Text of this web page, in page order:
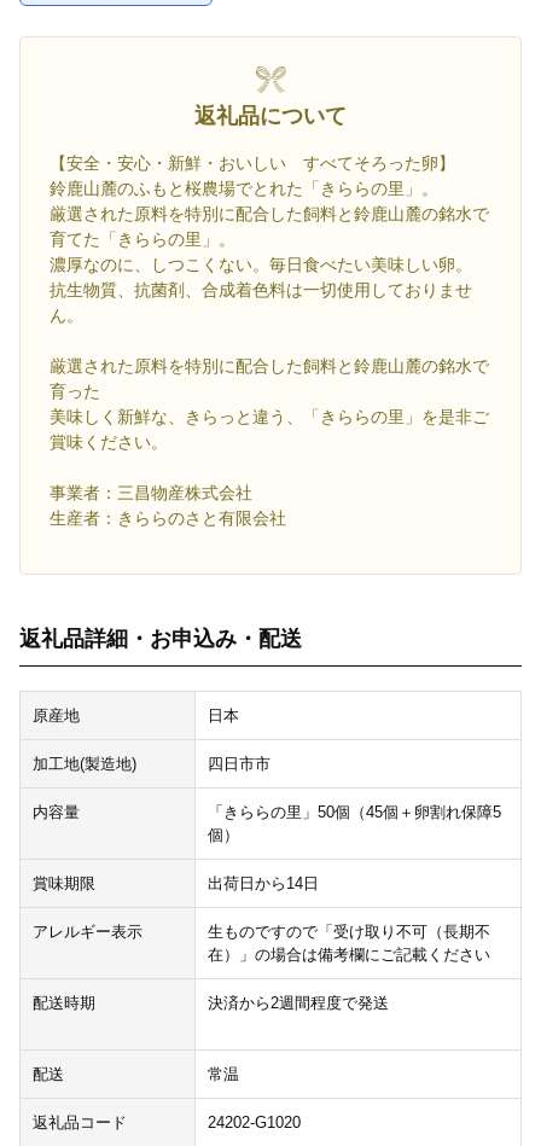
返礼品について
【安全・安心・新鮮・おいしい すべてそろった卵】
鈴鹿山麓のふもと桜農場でとれた「きららの里」。
厳選された原料を特別に配合した飼料と鈴鹿山麓の銘水で
育てた「きららの里」。
濃厚なのに、しつこくない。毎日食べたい美味しい卵。
抗生物質、抗菌剤、合成着色料は一切使用しておりませ
ん。
厳選された原料を特別に配合した飼料と鈴鹿山麓の銘水で
育った
美味しく新鮮な、きらっと違う、「きららの里」を是非ご
賞味ください。
事業者：三昌物産株式会社
生産者：きららのさと有限会社
返礼品詳細・お申込み・配送
原産地 日本
加工地(製造地) 四日市市
内容量
「きららの里」50個（45個＋卵割れ保障5
個）
賞味期限 出荷日から14日
アレルギー表示
生ものですので「受け取り不可（長期不
在）」の場合は備考欄にご記載ください
配送時期 決済から2週間程度で発送
配送 常温
返礼品コード 24202-G1020